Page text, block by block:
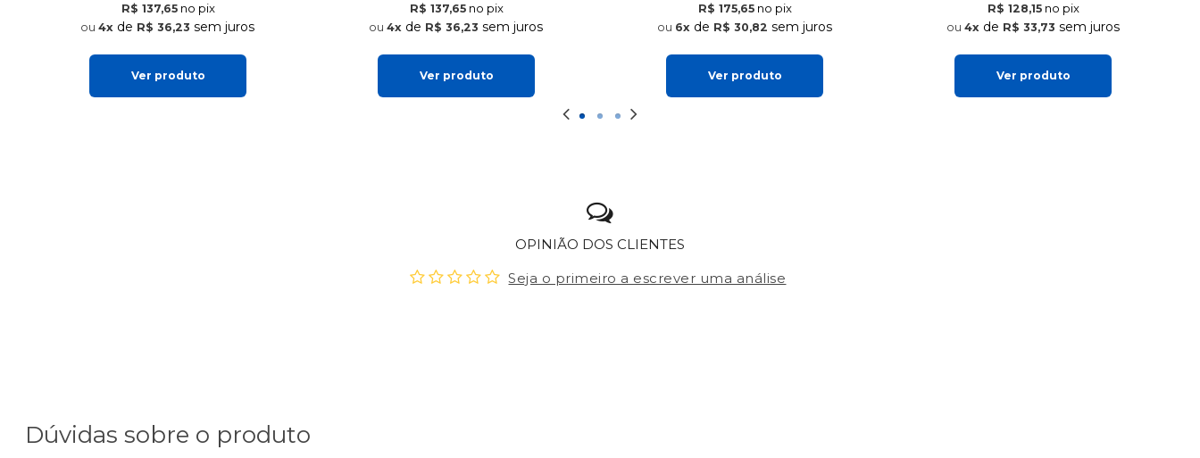
R$ 137,65 no pix
4x de R$ 36,23 sem juros
Ver produto
R$ 137,65 no pix
4x de R$ 36,23 sem juros
Ver produto
R$ 175,65 no pix
6xde R$ 30,82 sem juros
Ver produto
R$ 128,15 no pix
4xde R$ 33,73 sem juros
Ver produto
OPINIÃO DOS CLIENTES
Seja o primeiro a escrever uma análise
Dúvidas sobre o produto